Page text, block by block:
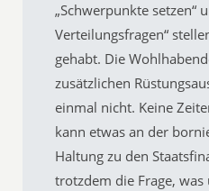
„Schwerpunkte setzen“
Verteilungsfragen“
gehabt. Die
zusätzlichen
einmal nicht. Keine
kann etwas an der
Haltung zu den
trotzdem die Frage,